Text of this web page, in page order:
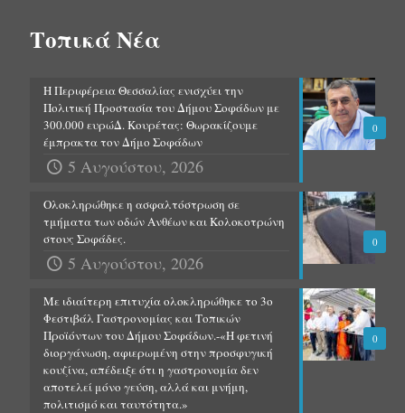
Τοπικά Νέα
0
Η Περιφέρεια Θεσσαλίας ενισχύει την
Πολιτική Προστασία του Δήμου Σοφάδων με
300.000 ευρώΔ. Κουρέτας: Θωρακίζουμε
έμπρακτα τον Δήμο Σοφάδων
5 Αυγούστου, 2026
0
Ολοκληρώθηκε η ασφαλτόστρωση σε
τμήματα των οδών Ανθέων και Κολοκοτρώνη
στους Σοφάδες.
5 Αυγούστου, 2026
0
Με ιδιαίτερη επιτυχία ολοκληρώθηκε το 3ο
Φεστιβάλ Γαστρονομίας και Τοπικών
Προϊόντων του Δήμου Σοφάδων.-«Η φετινή
διοργάνωση, αφιερωμένη στην προσφυγική
κουζίνα, απέδειξε ότι η γαστρονομία δεν
αποτελεί μόνο γεύση, αλλά και μνήμη,
πολιτισμό και ταυτότητα.»